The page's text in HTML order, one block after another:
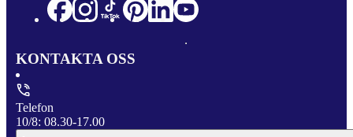
KONTAKTA OSS
Telefon
10/8: 08.30-17.00